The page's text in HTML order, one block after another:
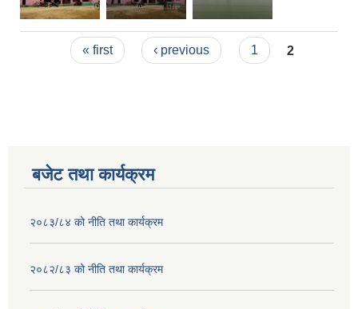
Pages« first ‹ previous 1 2
बजेट तथा कार्यक्रम
२०८३/८४ को नीति तथा कार्यक्रम
२०८२/८३ को नीति तथा कार्यक्रम